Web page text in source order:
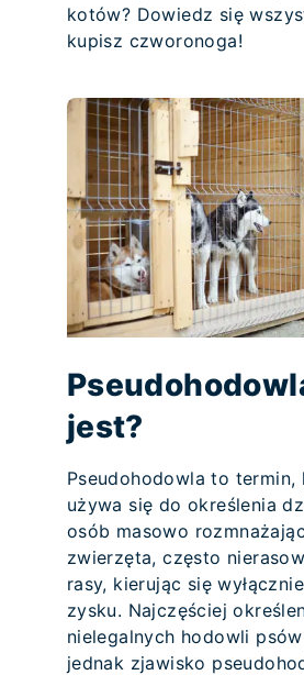
kotów? Dowiedz się
kupisz czworonoga!
jest?
Pseudohodowla to termin,
używa się do określenia
osób masowo
zwierzęta, często
rasy, kierując się
zysku. Najczęściej
nielegalnych hodowli
jednak zjawisko